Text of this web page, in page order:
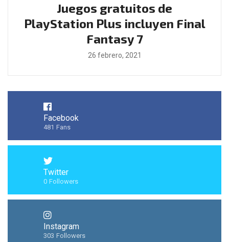
Juegos gratuitos de
PlayStation Plus incluyen Final
Fantasy 7
26 febrero, 2021
Facebook
481 Fans
Twitter
0 Followers
Instagram
303 Followers